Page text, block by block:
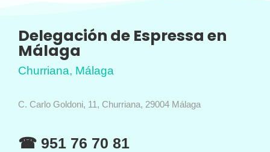
Delegación de Espressa en
Málaga
Churriana, Málaga
C. Carlo Goldoni, 11, Churriana, 29004 Málaga
☎ 951 76 70 81